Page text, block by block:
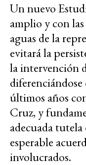
Un nuevo
amplio y con las
aguas de la
evitará la
la intervención
últimos años
Cruz, y
adecuada
esperable
involucrados.